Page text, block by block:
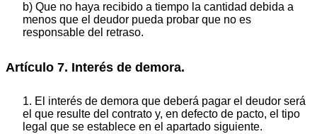
b) Que no haya recibido a tiempo la cantidad debida a
menos que el deudor pueda probar que no es
responsable del retraso.
Artículo 7. Interés de demora.
1. El interés de demora que deberá pagar el deudor será
el que resulte del contrato y, en defecto de pacto, el tipo
legal que se establece en el apartado siguiente.